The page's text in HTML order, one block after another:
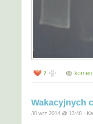
7
Wakacyjnych
30 wrz 2014 @ 13:48 ·